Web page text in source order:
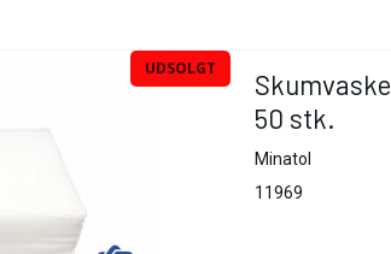
UDSOLGT
50 stk.
Minatol
11969